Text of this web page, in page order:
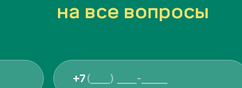
на все вопросы
+7